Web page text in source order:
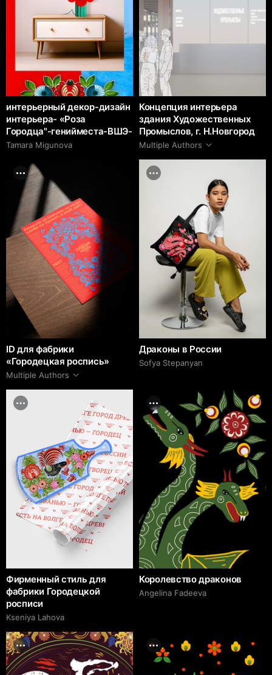
интерьерный декор-дизайн
интерьера- «Роза
Городца"-генийместа-ВШЭ-
Tamara Migunova
Концепция интерьера
здания Художественных
Промыслов, г. Н.Новгород
Multiple Authors
ID для фабрики
«Городецкая роспись»
Multiple Authors
Драконы в России
Sofya Stepanyan
Фирменный стиль для
фабрики Городецкой
росписи
Kseniya Lahova
Королевство драконов
Angelina Fadeeva